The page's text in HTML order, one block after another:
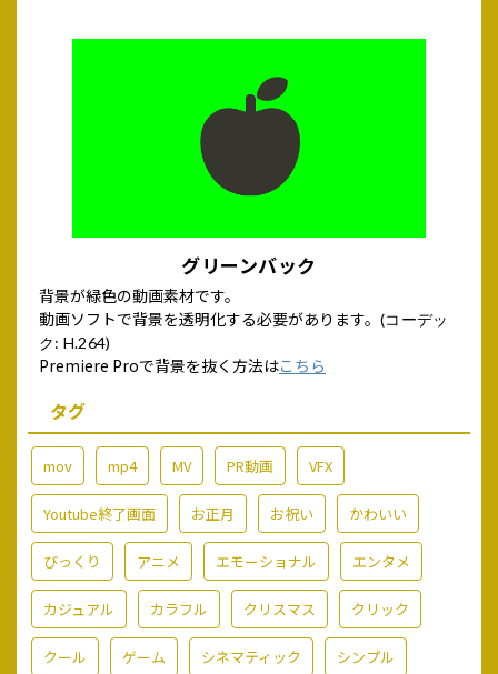
グリーンバック
背景が緑色の動画素材です。
動画ソフトで背景を透明化する必要があります。 (コーデッ
ク: H.264)
Premiere Proで背景を抜く方法はこちら
タグ
mov mp4 MV PR動画 VFX
Youtube終了画面 お正月 お祝い かわいい
びっくり アニメ エモーショナル エンタメ
カジュアル カラフル クリスマス クリック
クール ゲーム シネマティック シンプル